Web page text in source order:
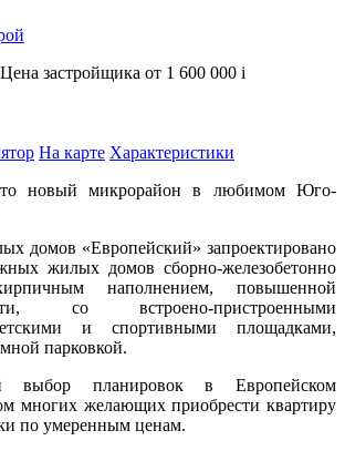
Цена застройщика от 1 600 000 i
На карте Характеристики
новый микрорайон в любимом Юго-
домов «Европейский» запроектировано
жилых домов сборно-железобетонно
наполнением, повышенной
со встроено-пристроенными
и спортивными площадками,
парковкой.
выбор планировок в Европейском
многих желающих приобрести квартиру
по умеренным ценам.